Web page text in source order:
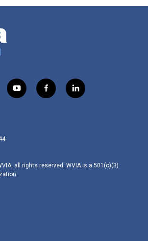
y
o
f
a
l
i
all rights reserved. WVIA is a 501(c)(3)